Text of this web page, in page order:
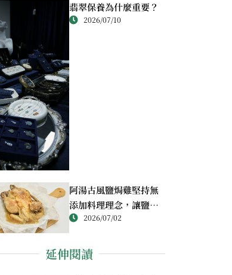
翡翠保養為什麼重要？
2026/07/10
阿湯古風鹽焗雞堅持無
添加料理理念，讓鹽焗
雞回歸最純粹的風味
2026/07/02
延伸閱讀